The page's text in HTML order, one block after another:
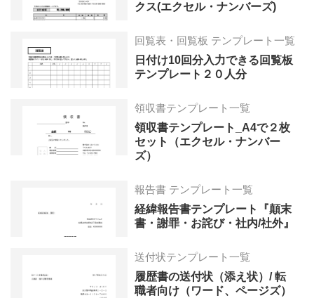
クス(エクセル・ナンバーズ)
回覧表・回覧板 テンプレート一覧
日付け10回分入力できる回覧板
テンプレート２０人分
領収書テンプレート一覧
領収書テンプレート_A4で２枚
セット（エクセル・ナンバー
ズ）
報告書 テンプレート一覧
経緯報告書テンプレート『顛末
書・謝罪・お詫び・社内/社外』
送付状テンプレート一覧
履歴書の送付状（添え状）/ 転
職者向け（ワード、ページズ）